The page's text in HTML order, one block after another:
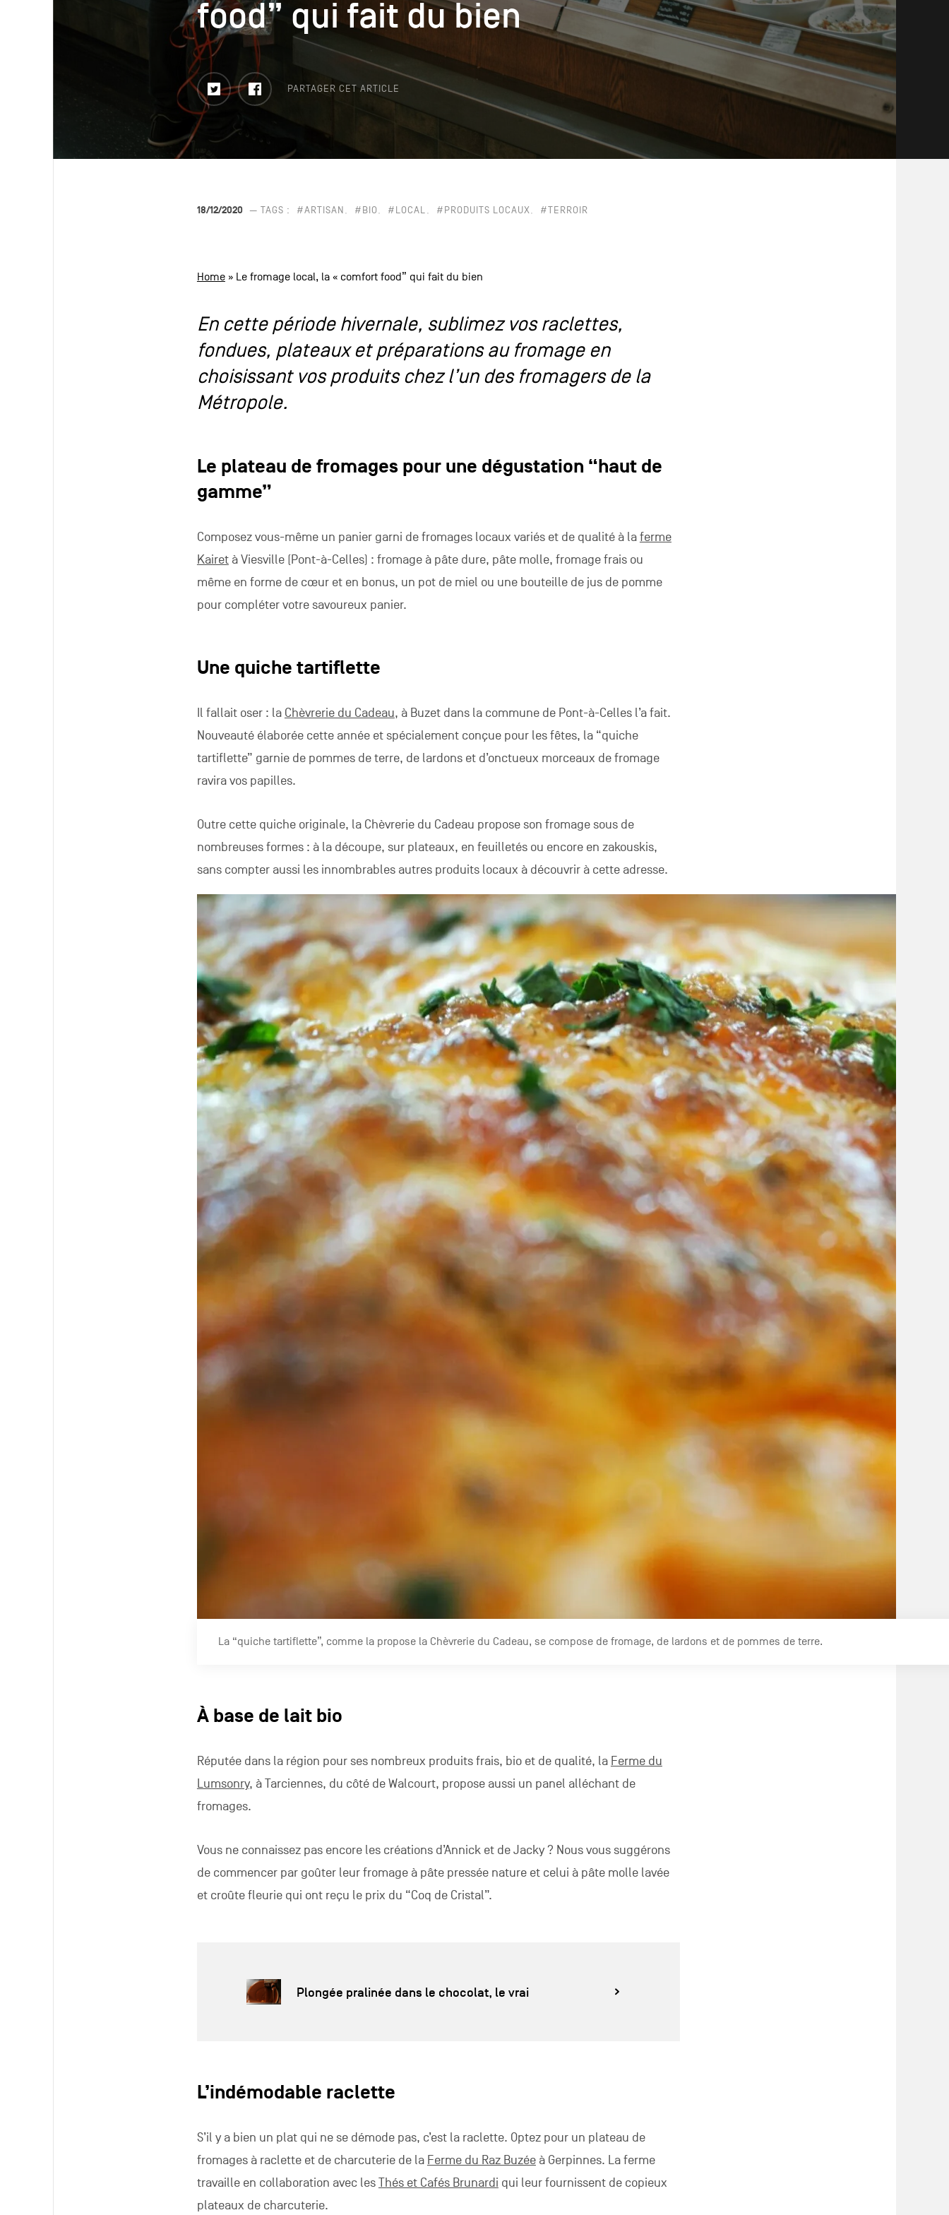
food” qui fait du bien
PARTAGER CET ARTICLE
Twitter Facebook
food” qui fait du bien
18/12/2020 — TAGS : #ARTISAN #BIO #LOCAL #PRODUITS LOCAUX #TERROIR
Home» Le fromage local, la « comfort food” qui fait du bien
En cette période hivernale, sublimez vos raclettes,
fondues, plateaux et préparations au fromage en
choisissant vos produits chez l’un des fromagers de la
Métropole.
Le plateau de fromages pour une dégustation “haut de
gamme”
Composez vous-même un panier garni de fromages locaux variés et de qualité à laferme
Kairetà Viesville (Pont-à-Celles) : fromage à pâte dure, pâte molle, fromage frais ou
même en forme de cœur et en bonus, un pot de miel ou une bouteille de jus de pomme
pour compléter votre savoureux panier.
Une quiche tartiflette
Il fallait oser : la Chèvrerie du Cadeau, à Buzet dans la commune de Pont-à-Celles l’a fait.
Nouveauté élaborée cette année et spécialement conçue pour les fêtes, la “quiche
tartiflette” garnie de pommes de terre, de lardons et d’onctueux morceaux de fromage
ravira vos papilles.
Outre cette quiche originale, la Chèvrerie du Cadeau propose son fromage sous de
nombreuses formes : à la découpe, sur plateaux, en feuilletés ou encore en zakouskis,
sans compter aussi les innombrables autres produits locaux à découvrir à cette adresse.
La “quiche tartiflette”, comme la propose la Chèvrerie du Cadeau, se compose de fromage, de lardons et de pommes de terre.
À base de lait bio
Réputée dans la région pour ses nombreux produits frais, bio et de qualité, la Ferme du
Lumsonry, à Tarciennes, du côté de Walcourt, propose aussi un panel alléchant de
fromages.
Vous ne connaissez pas encore les créations d’Annick et de Jacky ? Nous vous suggérons
de commencer par goûter leur fromage à pâte pressée nature et celui à pâte molle lavée
et croûte fleurie qui ont reçu le prix du “Coq de Cristal”.
Plongée pralinée dans le chocolat, le vrai
L’indémodable raclette
S’il y a bien un plat qui ne se démode pas, c’est la raclette. Optez pour un plateau de
fromages à raclette et de charcuterie de la Ferme du Raz Buzéeà Gerpinnes. La ferme
travaille en collaboration avec lesThés et Cafés Brunardi qui leur fournissent de copieux
plateaux de charcuterie.